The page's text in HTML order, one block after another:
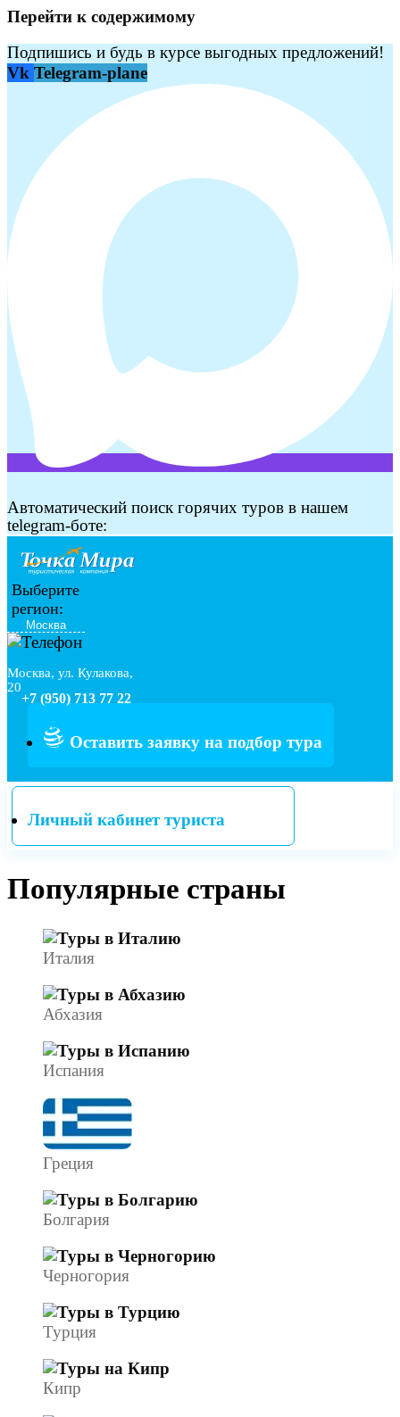
Перейти к содержимому
Подпишись и будь в курсе выгодных предложений!
Vk Telegram-plane
Автоматический поиск горячих туров в нашем
telegram-боте:
Выберите
регион:
Москва, ул. Кулакова,
20
+7 (950) 713 77 22
Оставить заявку на подбор тура
Личный кабинет туриста
Популярные страны
Италия
Абхазия
Испания
Греция
Болгария
Черногория
Турция
Кипр